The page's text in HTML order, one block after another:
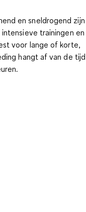
ensneldrogend zijn
trainingen en
voor lange of korte,
hangt af van de tijd